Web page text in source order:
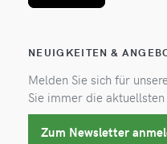
NEUIGKEITEN &
Melden Sie sich für
Sie immer die
Zum Newsletter